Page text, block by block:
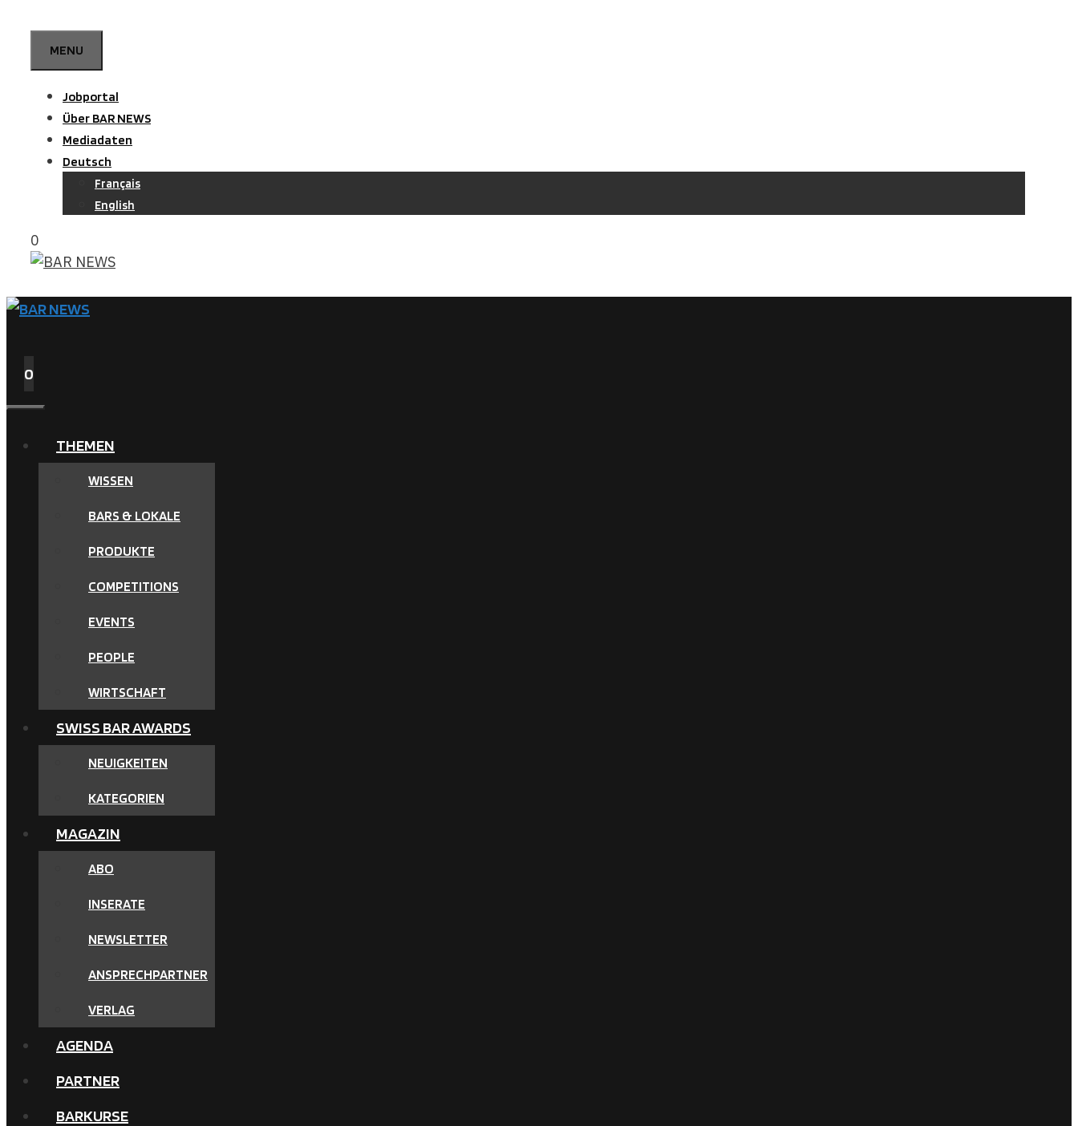
springen
MENU
Jobportal
Über BAR NEWS
Mediadaten
Deutsch
Français
English
0
0
THEMEN
WISSEN
BARS & LOKALE
PRODUKTE
COMPETITIONS
EVENTS
PEOPLE
WIRTSCHAFT
SWISS BAR AWARDS
NEUIGKEITEN
KATEGORIEN
MAGAZIN
ABO
INSERATE
NEWSLETTER
ANSPRECHPARTNER
VERLAG
AGENDA
PARTNER
BARKURSE